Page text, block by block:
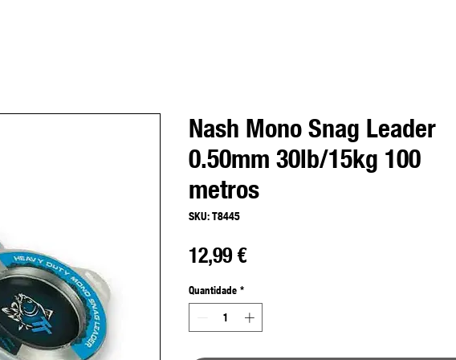
Nash Mono Snag Leader
0.50mm 30lb/15kg 100
metros
SKU: T8445
12,99 €Preço
Quantidade *